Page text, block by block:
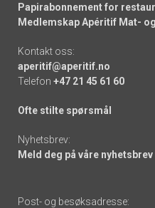
Papirabonnement for
Medlemskap Apéritif Mat-
Kontakt oss:
aperitif@aperitif.no
Telefon +47 21 45 61 60
Ofte stilte spørsmål
Nyhetsbrev:
Meld deg på våre nyhetsbrev
Post- og besøksadresse: